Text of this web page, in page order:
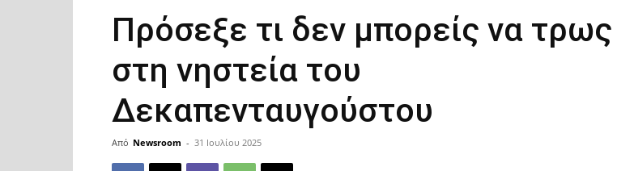
Πρόσεξε τι δεν μπορείς να τρως
στη νηστεία του
Δεκαπενταυγούστου
Από Newsroom - 31 Ιουλίου 2025